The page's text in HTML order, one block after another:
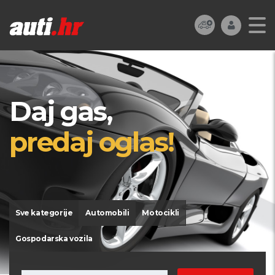
Daj gas,
predaj oglas!
Sve kategorije Automobili Motocikli
Gospodarska vozila